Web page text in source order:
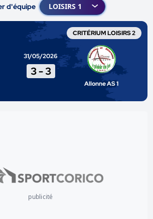
d'équipe
CRITÉRIUM LOISIRS 2
31/05/2026
3- 3
Allonne AS 1
publicité